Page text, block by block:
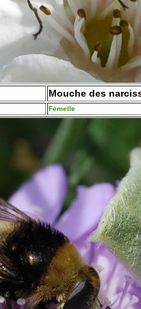
Mouche des
Femelle